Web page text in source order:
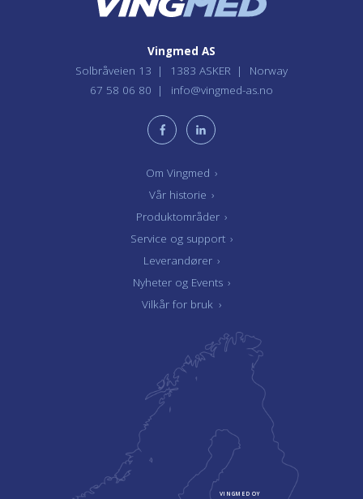
Om Vingmed ›
Vår historie ›
Produktområder ›
Service og support ›
Leverandører ›
Nyheter og Events ›
Vilkår for bruk ›
Vingmed AS
Solbråveien 13
1383 ASKER
Norway
67 58 06 80
info@vingmed-as.no
VINGMED OY